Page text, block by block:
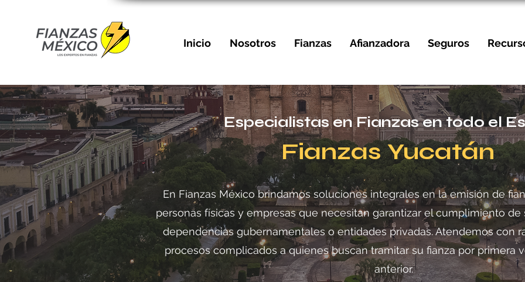
Inicio Nosotros Fianzas Afianzadora Seguros
Especialistas en Fianzas en todo el
Fianzas Yucatán
En Fianzas México brindamos soluciones integrales en la emisión de
personas físicas y empresas que necesitan garantizar el cumplimiento
dependencias gubernamentales o entidades privadas. Atendemos con
procesos complicados a quienes buscan tramitar su fianza por primera
anterior.